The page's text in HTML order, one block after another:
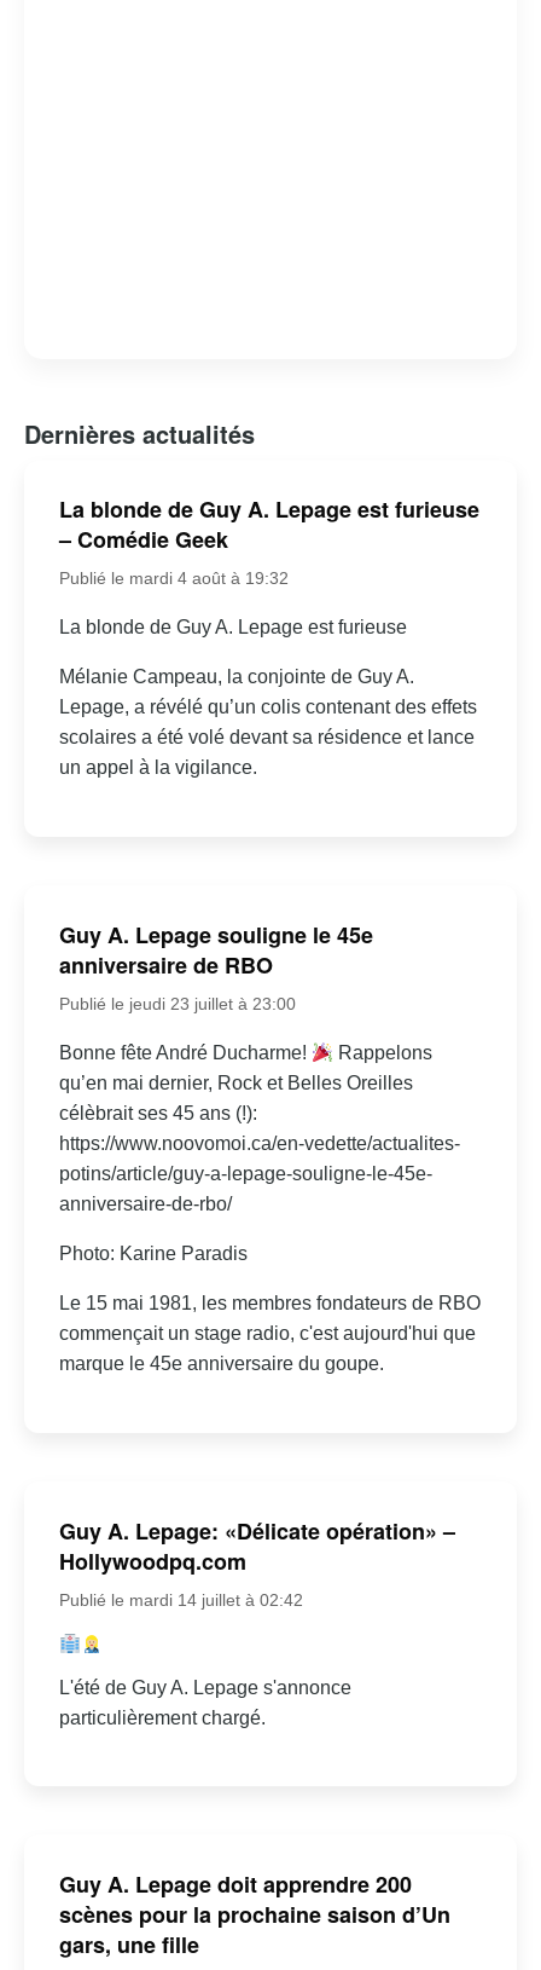
Dernières actualités
La blonde de Guy A. Lepage est furieuse
– Comédie Geek
Publié le mardi 4 août à 19:32
La blonde de Guy A. Lepage est furieuse
Mélanie Campeau, la conjointe de Guy A.
Lepage, a révélé qu’un colis contenant des effets
scolaires a été volé devant sa résidence et lance
un appel à la vigilance.
Guy A. Lepage souligne le 45e
anniversaire de RBO
Publié le jeudi 23 juillet à 23:00
Bonne fête André Ducharme!
Rappelons
qu’en mai dernier, Rock et Belles Oreilles
célèbrait ses 45 ans (!):
https://www.noovomoi.ca/en-vedette/actualites-
potins/article/guy-a-lepage-souligne-le-45e-
anniversaire-de-rbo/
Photo: Karine Paradis
Le 15 mai 1981, les membres fondateurs de RBO
commençait un stage radio, c'est aujourd'hui que
marque le 45e anniversaire du goupe.
Guy A. Lepage: «Délicate opération» –
Hollywoodpq.com
Publié le mardi 14 juillet à 02:42
L'été de Guy A. Lepage s'annonce
particulièrement chargé.
Guy A. Lepage doit apprendre 200
scènes pour la prochaine saison d’Un
gars, une fille